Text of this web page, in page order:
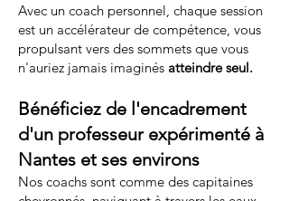
Avec un coach personnel, chaque session
est un accélérateur de compétence, vous
propulsant vers des sommets que vous
n'auriez jamais imaginés atteindre seul.
Bénéficiez de l'encadrement
d'un professeur expérimenté à
Nantes et ses environs
Nos coachs sont comme des capitaines